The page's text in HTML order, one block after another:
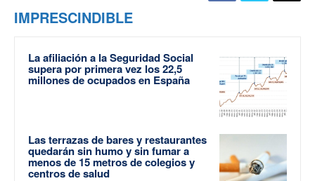
IMPRESCINDIBLE
La afiliación a la Seguridad Social
supera por primera vez los 22,5
millones de ocupados en España
Las terrazas de bares y restaurantes
quedarán sin humo y sin fumar a
menos de 15 metros de colegios y
centros de salud